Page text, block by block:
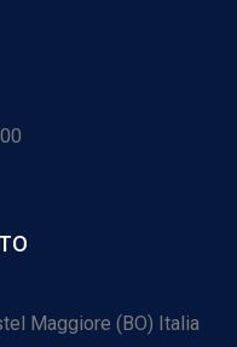
Maggiore (BO) Italia